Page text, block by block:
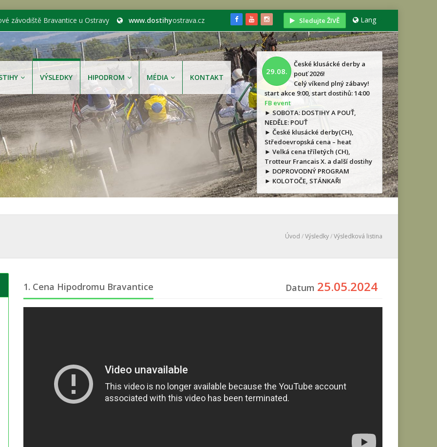
závodiště Bravantice u Ostravy www.dostihyostrava.cz Sledujte ŽIVĚ Lang
VÝSLEDKY HIPODROM MÉDIA KONTAKT
29.08.
České klusácké derby a
pouť 2026!
Celý víkend plný zábavy!
start akce 9:00, start dostihů: 14:00
FB event
► SOBOTA: DOSTIHY A POUŤ,
NEDĚLE: POUŤ
► České klusácké derby(CH),
Středoevropská cena – heat
► Velká cena tříletých (CH),
Trotteur Francais X. a další dostihy
► DOPROVODNÝ PROGRAM
► KOLOTOČE, STÁNKAŘI
Úvod /Výsledky/Výsledková listina
1. Cena Hipodromu Bravantice Datum 25.05.2024